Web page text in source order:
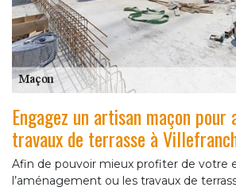
Engagez un artisan maçon pour
travaux de terrasse à
Afin de pouvoir mieux profiter de votre
l’aménagement ou les travaux de